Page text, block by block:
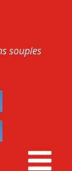
souples